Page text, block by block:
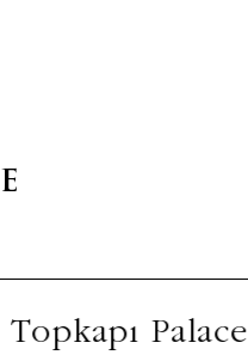
Topkapı Palace